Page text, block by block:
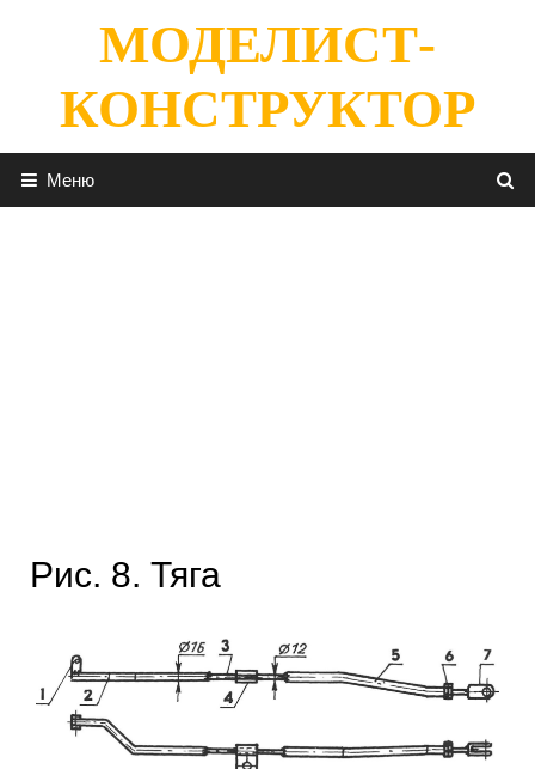
содержимомуМОДЕЛИСТ-
КОНСТРУКТОР
Меню
Рис. 8. Тяга